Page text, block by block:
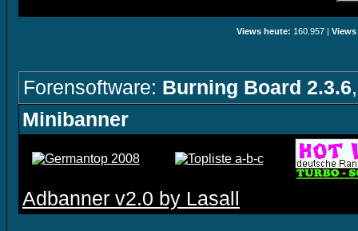
Views heute: 160.957 |
Forensoftware: Burning Board 2.3.6
Minibanner
Adbanner v2.0 by Lasall